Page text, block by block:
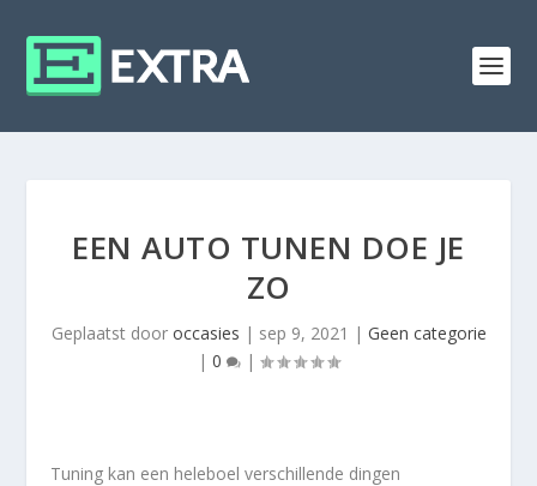
EEN AUTO TUNEN DOE JE
ZO
Geplaatst door occasies | sep 9, 2021 | Geen categorie
| 0 |
Tuning kan een heleboel verschillende dingen